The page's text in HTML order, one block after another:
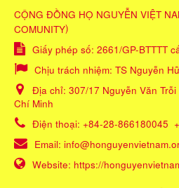
CỘNG ĐỒNG HỌ NGUYỄN VIỆT
COMUNITY)
Giấy phép số: 2661/GP-BTTTT
Chịu trách nhiệm: TS Nguyễn
Địa chỉ: 307/17 Nguyễn Văn
Chí Minh
Điện thoại: +84-28-866180045
Email:
Website: https://